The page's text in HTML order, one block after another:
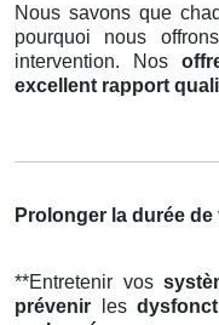
Nous savons que
pourquoi nous
intervention. Nos
excellent rapport
Prolonger la durée de
**Entretenir vos
prévenir les